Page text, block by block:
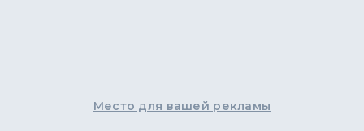
Место для вашей рекламы